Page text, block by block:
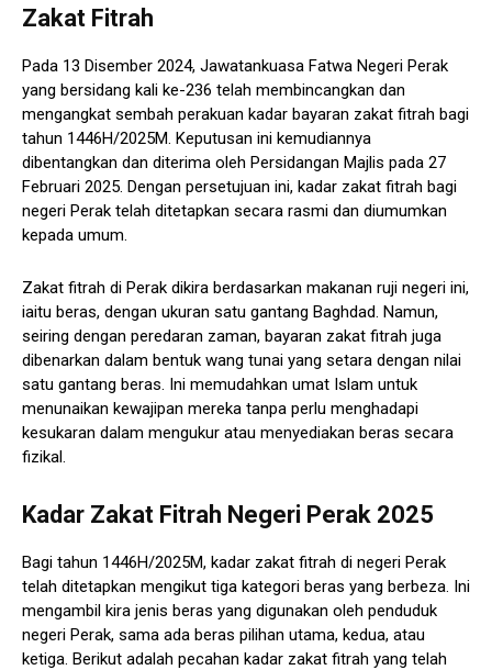
Zakat Fitrah
Pada 13 Disember 2024, Jawatankuasa Fatwa Negeri Perak
yang bersidang kali ke-236 telah membincangkan dan
mengangkat sembah perakuan kadar bayaran zakat fitrah bagi
tahun 1446H/2025M. Keputusan ini kemudiannya
dibentangkan dan diterima oleh Persidangan Majlis pada 27
Februari 2025. Dengan persetujuan ini, kadar zakat fitrah bagi
negeri Perak telah ditetapkan secara rasmi dan diumumkan
kepada umum.
Zakat fitrah di Perak dikira berdasarkan makanan ruji negeri ini,
iaitu beras, dengan ukuran satu gantang Baghdad. Namun,
seiring dengan peredaran zaman, bayaran zakat fitrah juga
dibenarkan dalam bentuk wang tunai yang setara dengan nilai
satu gantang beras. Ini memudahkan umat Islam untuk
menunaikan kewajipan mereka tanpa perlu menghadapi
kesukaran dalam mengukur atau menyediakan beras secara
fizikal.
Kadar Zakat Fitrah Negeri Perak 2025
Bagi tahun 1446H/2025M, kadar zakat fitrah di negeri Perak
telah ditetapkan mengikut tiga kategori beras yang berbeza. Ini
mengambil kira jenis beras yang digunakan oleh penduduk
negeri Perak, sama ada beras pilihan utama, kedua, atau
ketiga. Berikut adalah pecahan kadar zakat fitrah yang telah